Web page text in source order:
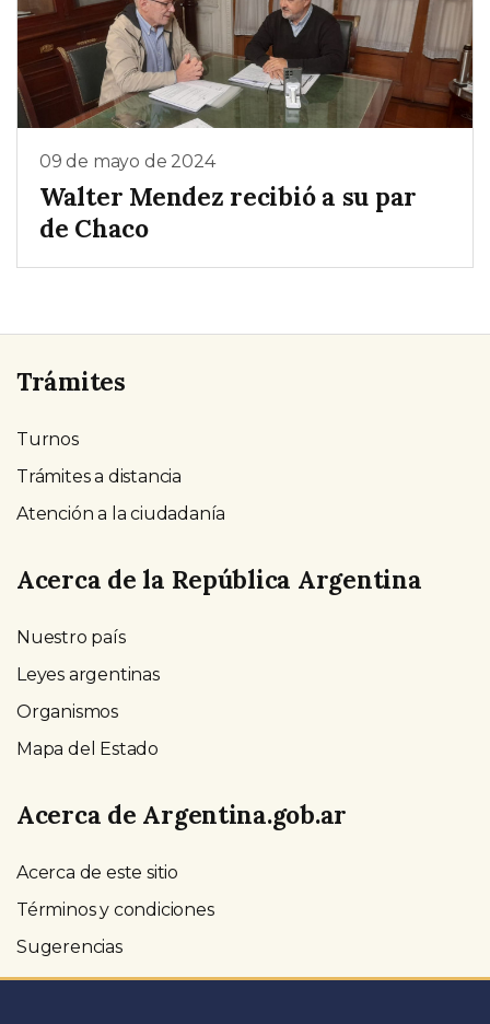
09 de mayo de 2024
Walter Mendez recibió a su par
de Chaco
Trámites
Turnos
Trámites a distancia
Atención a la ciudadanía
Acerca de la República Argentina
Nuestro país
Leyes argentinas
Organismos
Mapa del Estado
Acerca de Argentina.gob.ar
Acerca de este sitio
Términos y condiciones
Sugerencias